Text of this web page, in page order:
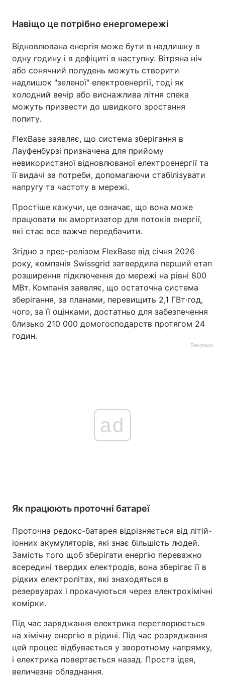
Навіщо це потрібно енергомережі
Відновлювана енергія може бути в надлишку в
одну годину і в дефіциті в наступну. Вітряна ніч
або сонячний полудень можуть створити
надлишок "зеленої" електроенергії, тоді як
холодний вечір або виснажлива літня спека
можуть призвести до швидкого зростання
попиту.
FlexBase заявляє, що система зберігання в
Лауфенбурзі призначена для прийому
невикористаної відновлюваної електроенергії та
її видачі за потреби, допомагаючи стабілізувати
напругу та частоту в мережі.
Простіше кажучи, це означає, що вона може
працювати як амортизатор для потоків енергії,
які стає все важче передбачити.
Згідно з прес-релізом FlexBase від січня 2026
року, компанія Swissgrid затвердила перший етап
розширення підключення до мережі на рівні 800
МВт. Компанія заявляє, що остаточна система
зберігання, за планами, перевищить 2,1 ГВт·год,
чого, за її оцінками, достатньо для забезпечення
близько 210 000 домогосподарств протягом 24
годин.
Реклама
ad
Як працюють проточні батареї
Проточна редокс-батарея відрізняється від літій-
іонних акумуляторів, які знає більшість людей.
Замість того щоб зберігати енергію переважно
всередині твердих електродів, вона зберігає її в
рідких електролітах, які знаходяться в
резервуарах і прокачуються через електрохімічні
комірки.
Під час заряджання електрика перетворюється
на хімічну енергію в рідині. Під час розряджання
цей процес відбувається у зворотному напрямку,
і електрика повертається назад. Проста ідея,
величезне обладнання.